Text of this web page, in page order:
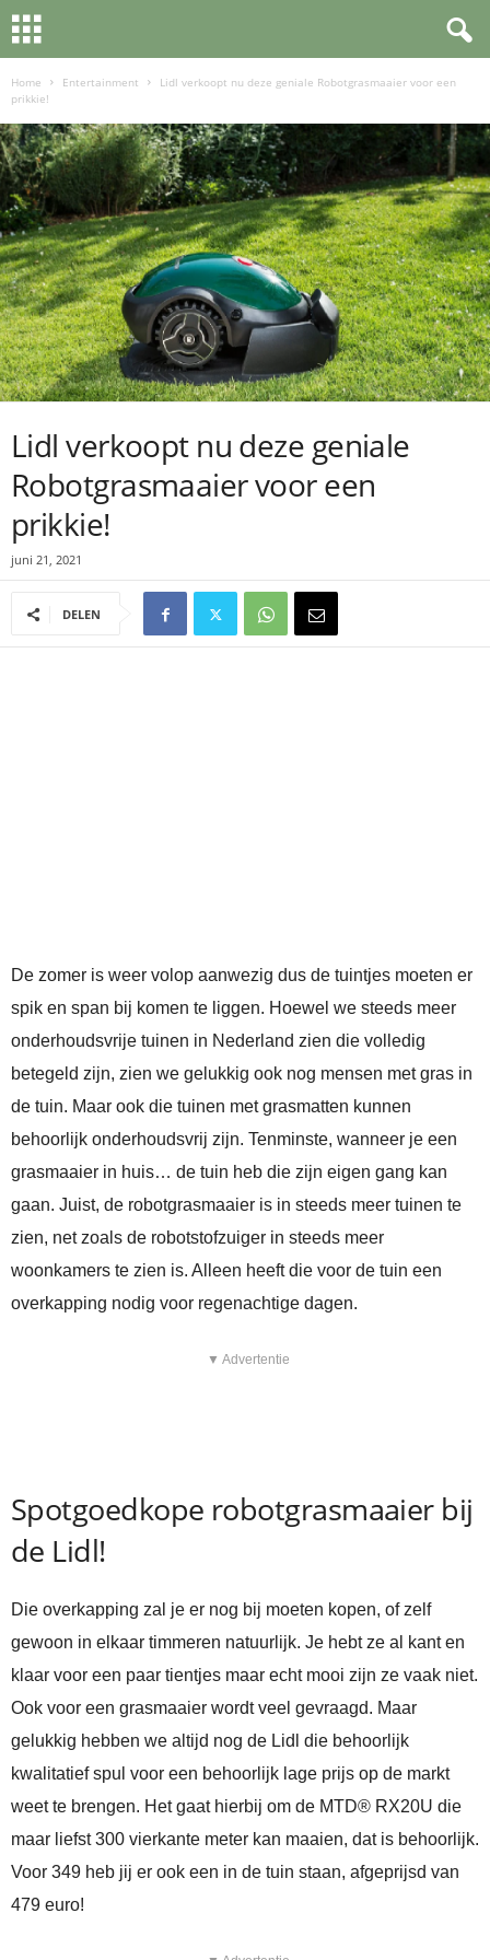
Home Entertainment
Lidl verkoopt nu deze geniale Robotgrasmaaier voor een
prikkie!
Lidl verkoopt nu deze geniale
Robotgrasmaaier voor een
prikkie!
juni 21, 2021
DELEN
De zomer is weer volop aanwezig dus de tuintjes moeten er
spik en span bij komen te liggen. Hoewel we steeds meer
onderhoudsvrije tuinen in Nederland zien die volledig
betegeld zijn, zien we gelukkig ook nog mensen met gras in
de tuin. Maar ook die tuinen met grasmatten kunnen
behoorlijk onderhoudsvrij zijn. Tenminste, wanneer je een
grasmaaier in huis… de tuin heb die zijn eigen gang kan
gaan. Juist, de robotgrasmaaier is in steeds meer tuinen te
zien, net zoals de robotstofzuiger in steeds meer
woonkamers te zien is. Alleen heeft die voor de tuin een
overkapping nodig voor regenachtige dagen.
▼ Advertentie
Spotgoedkope robotgrasmaaier bij
de Lidl!
Die overkapping zal je er nog bij moeten kopen, of zelf
gewoon in elkaar timmeren natuurlijk. Je hebt ze al kant en
klaar voor een paar tientjes maar echt mooi zijn ze vaak niet.
Ook voor een grasmaaier wordt veel gevraagd. Maar
gelukkig hebben we altijd nog de Lidl die behoorlijk
kwalitatief spul voor een behoorlijk lage prijs op de markt
weet te brengen. Het gaat hierbij om de MTD® RX20U die
maar liefst 300 vierkante meter kan maaien, dat is behoorlijk.
Voor 349 heb jij er ook een in de tuin staan, afgeprijsd van
479 euro!